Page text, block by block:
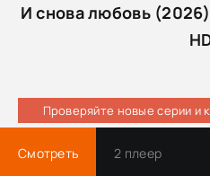
И снова любовь
Проверяйте новые серии и
Смотреть 2 плеер